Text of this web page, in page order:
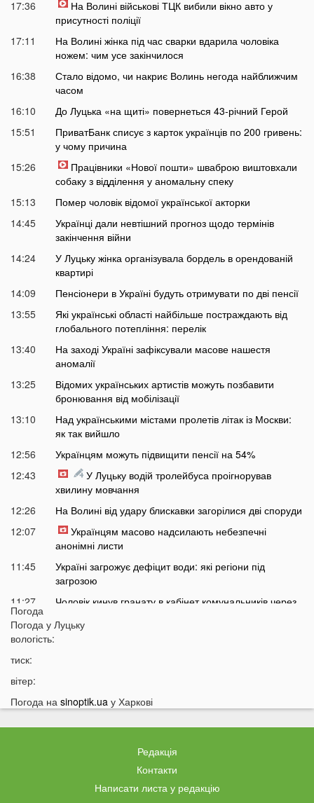
17:36
На Волині військові ТЦК вибили вікно авто у
присутності поліції
17:11
На Волині жінка під час сварки вдарила чоловіка
ножем: чим усе закінчилося
16:38
Стало відомо, чи накриє Волинь негода найближчим
часом
16:10
До Луцька «на щиті» повернеться 43-річний Герой
15:51
ПриватБанк списує з карток українців по 200 гривень:
у чому причина
15:26
Працівники «Нової пошти» шваброю виштовхали
собаку з відділення у аномальну спеку
15:13
Помер чоловік відомої української акторки
14:45
Українці дали невтішний прогноз щодо термінів
закінчення війни
14:24
У Луцьку жінка організувала бордель в орендованій
квартирі
14:09
Пенсіонери в Україні будуть отримувати по дві пенсії
13:55
Які українські області найбільше постраждають від
глобального потепління: перелік
13:40
На заході Україні зафіксували масове нашестя
аномалії
13:25
Відомих українських артистів можуть позбавити
бронювання від мобілізації
13:10
Над українськими містами пролетів літак із Москви:
як так вийшло
12:56
Українцям можуть підвищити пенсії на 54%
12:43
У Луцьку водій тролейбуса проігнорував
хвилину мовчання
12:26
На Волині від удару блискавки загорілися дві споруди
12:07
Українцям масово надсилають небезпечні
анонімні листи
11:45
Україні загрожує дефіцит води: які регіони під
загрозою
11:27
Чоловік кинув гранату в кабінет комунальників через
11:06
10:15
На Волині негода наробила лиха: показали
Погода
Погода у Луцьку
вологість:
тиск:
вітер:
Погода на sinoptik.ua у Харкові
Редакція
Контакти
Написати листа у редакцію